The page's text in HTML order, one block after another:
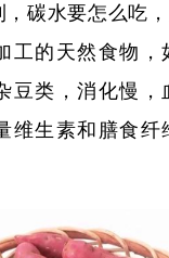
水要怎么吃，
工的天然食物，
豆类，消化慢，
维生素和膳食纤